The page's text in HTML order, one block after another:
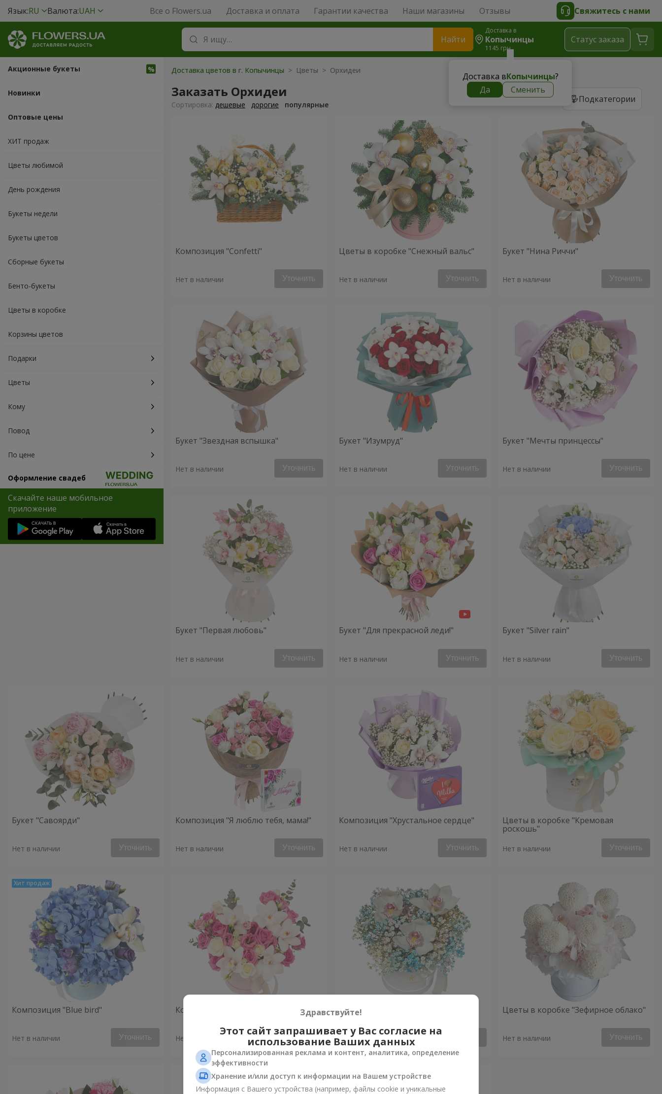
Язык:RU Валюта:UAH Все о Flowers.ua Доставка и оплата Гарантии качества Наши магазины Отзывы Свяжитесь с нами
Найти
Доставка в
Копычинцы
1145 грн
Доставка вКопычинцы?
Да
Сменить
Cтатус заказа
Акционные букеты
Новинки
Оптовые цены
ХИТ продаж
Цветы любимой
День рождения
Букеты недели
Букеты цветов
Сборные букеты
Бенто-букеты
Цветы в коробке
Корзины цветов
Подарки
Цветы
Кому
Повод
По цене
Оформление свадеб
Скачайте наше мобильное
приложение
Доставка цветов в г. Копычинцы > Цветы > Орхидеи
Заказать Орхидеи Подкатегории
Cортировка: дешевые дорогие популярные
Композиция "Confetti"
Нет в наличии Уточнить
Цветы в коробке "Снежный вальс"
Нет в наличии Уточнить
Букет "Нина Риччи"
Нет в наличии Уточнить
Букет "Звездная вспышка"
Нет в наличии Уточнить
Букет "Изумруд"
Нет в наличии Уточнить
Букет "Мечты принцессы"
Нет в наличии Уточнить
Букет "Первая любовь"
Нет в наличии Уточнить
Букет "Для прекрасной леди!"
Нет в наличии Уточнить
Букет "Silver rain"
Нет в наличии Уточнить
Букет "Савоярди"
Нет в наличии Уточнить
Композиция "Я люблю тебя, мама!"
Нет в наличии Уточнить
Композиция "Хрустальное сердце"
Нет в наличии Уточнить
Цветы в коробке "Кремовая
роскошь"
Нет в наличии Уточнить
Композиция "Blue bird"
Нет в наличии Уточнить
Композиция "Квитка Цисык"
Нет в наличии Уточнить
Цветы в коробке "Радужное
настроение"
Нет в наличии
Цветы в коробке "Зефирное облако"
Нет в наличии Уточнить
Здравствуйте!
Этот сайт запрашивает у Вас согласие на
использование Ваших данных
Персонализированная реклама и контент, аналитика, определение
эффективности
Хранение и/или доступ к информации на Вашем устройстве
Информация с Вашего устройства (например, файлы cookie и уникальные